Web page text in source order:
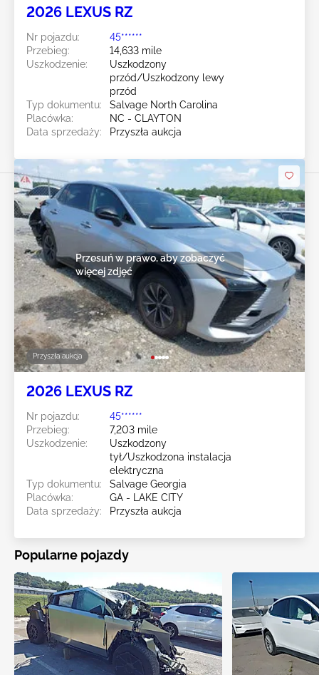
2026 LEXUS RZ
Nr pojazdu:
45******
Przebieg:
14,633 mile
Uszkodzenie:
Uszkodzony
przód/Uszkodzony lewy
przód
Typ dokumentu:
Salvage North Carolina
Placówka:
NC - CLAYTON
Data sprzedaży:
Przyszła aukcja
Przyszła aukcja
Przesuń w prawo, aby zobaczyć
więcej zdjęć
2026 LEXUS RZ
Nr pojazdu:
45******
Przebieg:
7,203 mile
Uszkodzenie:
Uszkodzony
tył/Uszkodzona instalacja
elektryczna
Typ dokumentu:
Salvage Georgia
Placówka:
GA - LAKE CITY
Data sprzedaży:
Przyszła aukcja
Popularne pojazdy